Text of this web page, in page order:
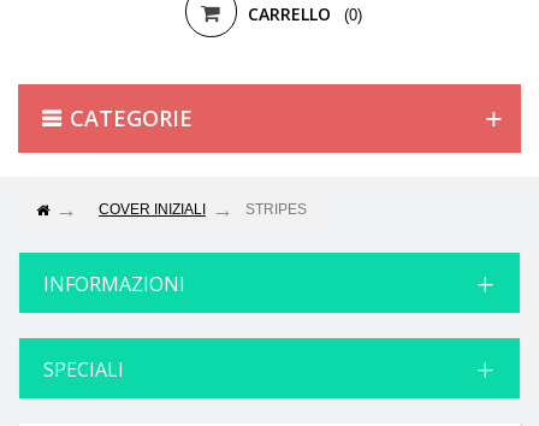
CARRELLO (0)
CATEGORIE
COVER INIZIALI STRIPES
INFORMAZIONI
SPECIALI